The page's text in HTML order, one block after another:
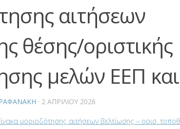
αιτήσεων
θέσης/οριστικής
μελών ΕΕΠ
· 2 ΑΠΡΙΛΊΟΥ 2026
μοριοδότησης αιτήσεων βελτίωσης – ορισ.